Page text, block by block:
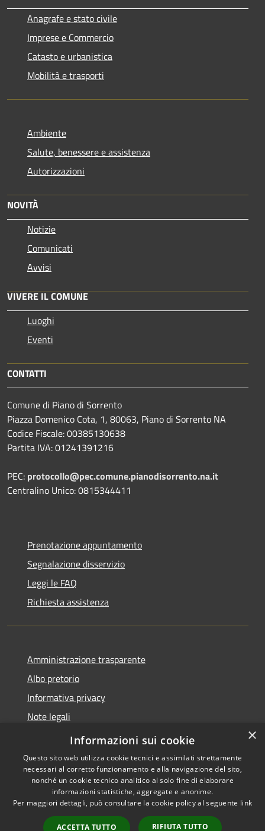
Anagrafe e stato civile
Imprese e Commercio
Catasto e urbanistica
Mobilità e trasporti
Ambiente
Salute, benessere e assistenza
Autorizzazioni
NOVITÀ
Notizie
Comunicati
Avvisi
VIVERE IL COMUNE
Luoghi
Eventi
CONTATTI
Comune di Piano di Sorrento
Piazza Domenico Cota, 1, 80063, Piano di Sorrento NA
Codice Fiscale: 00385130638
Partita IVA: 01241391216
PEC: protocollo@pec.comune.pianodisorrento.na.it
Centralino Unico: 0815344411
Prenotazione appuntamento
Segnalazione disservizio
Leggi le FAQ
Richiesta assistenza
Amministrazione trasparente
Albo pretorio
Informativa privacy
Note legali
Dichiarazione di accessibilità
Accessibilità
Copyright © 2026 • Comune di
Piano di Sorrento • Powered by
Municipium• Accesso
×
Informazioni sui cookie
Questo sito web utilizza cookie tecnici e assimilati strettamente
necessari al corretto funzionamento e alla navigazione del sito,
nonché un cookie tecnico analitico al solo fine di elaborare
informazioni statistiche, aggregate e anonime.
Per maggiori dettagli, può consultare la cookie policy al seguente link
ACCETTA TUTTO RIFIUTA TUTTO